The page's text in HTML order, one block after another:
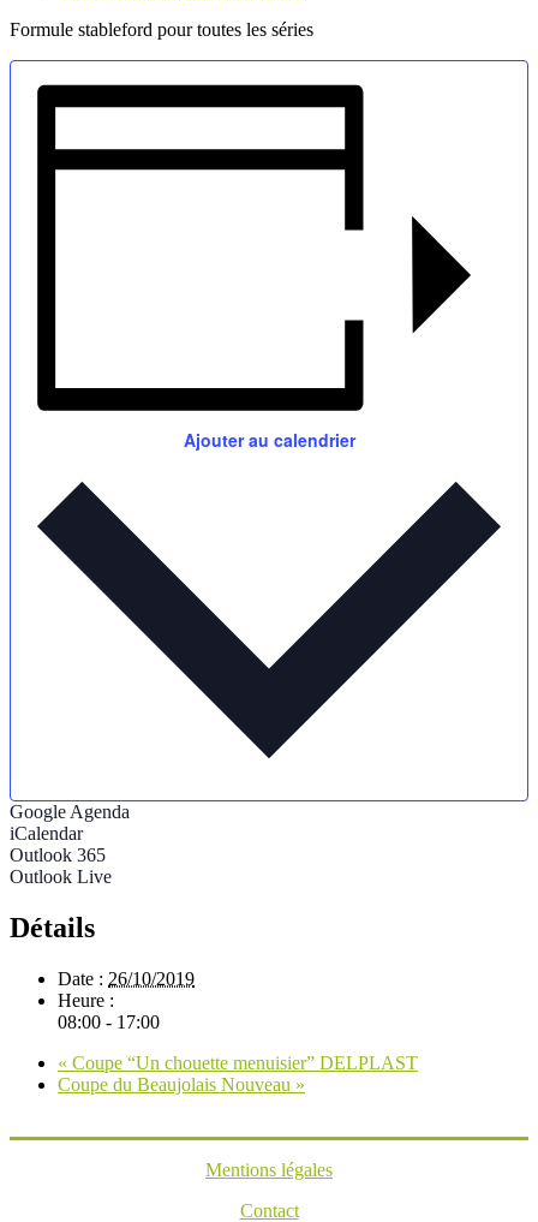
Formule stableford pour toutes les séries
Ajouter au calendrier
Google Agenda
iCalendar
Outlook 365
Outlook Live
Détails
Date : 26/10/2019
Heure :
08:00 - 17:00
« Coupe “Un chouette menuisier” DELPLAST
Coupe du Beaujolais Nouveau »
Mentions légales
Contact